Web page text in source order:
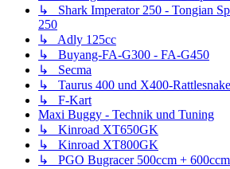
↳ Shark Imperator 250 - Tongian
250
↳ Adly 125cc
↳ Buyang-FA-G300 - FA-G450
↳ Secma
↳ Taurus 400 und X400-Rattlesnake
↳ F-Kart
Maxi Buggy - Technik und Tuning
↳ Kinroad XT650GK
↳ Kinroad XT800GK
↳ PGO Bugracer 500ccm + 600ccm